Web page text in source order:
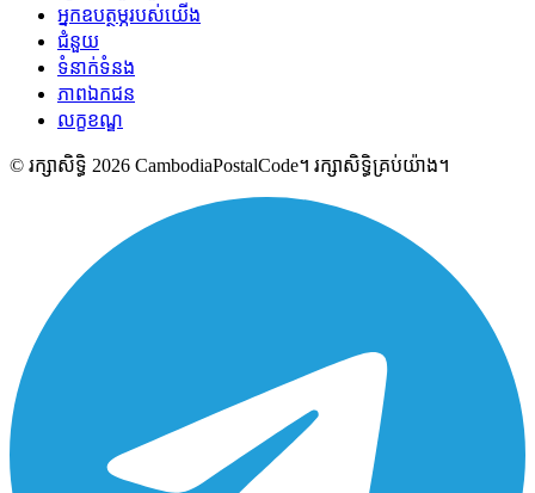
អ្នកឧបត្ថម្ភរបស់យើង
ជំនួយ
ទំនាក់ទំនង
ភាពឯកជន
លក្ខខណ្ឌ
© រក្សាសិទ្ធិ 2026 CambodiaPostalCode។ រក្សាសិទ្ធិគ្រប់យ៉ាង។